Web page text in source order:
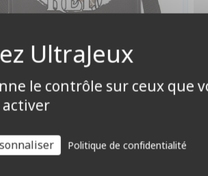
23,90 €
le contrôle sur ceux que
Politique de confidentialité